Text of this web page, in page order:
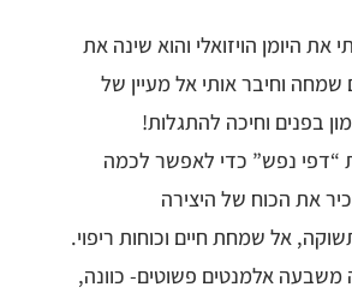
את היומן הויזואלי והוא שינה את
שמחה וחיבר אותי אל מעיין של
בפנים וחיכה להתגלות!
“דפי נפש” כדי לאפשר לכמה
את הכוח של היצירה
אל שמחת חיים וכוחות ריפוי.
משבעה אלמנטים פשוטים- כוונה,